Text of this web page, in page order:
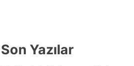
Son Yazılar